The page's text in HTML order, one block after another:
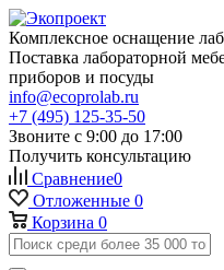
Комплексное оснащение
Поставка лабораторной
приборов и посуды
info@ecoprolab.ru
+7 (495) 125-35-50
Звоните с 9:00 до 17:00
Получить консультацию
Сравнение0
Отложенные 0
Корзина 0